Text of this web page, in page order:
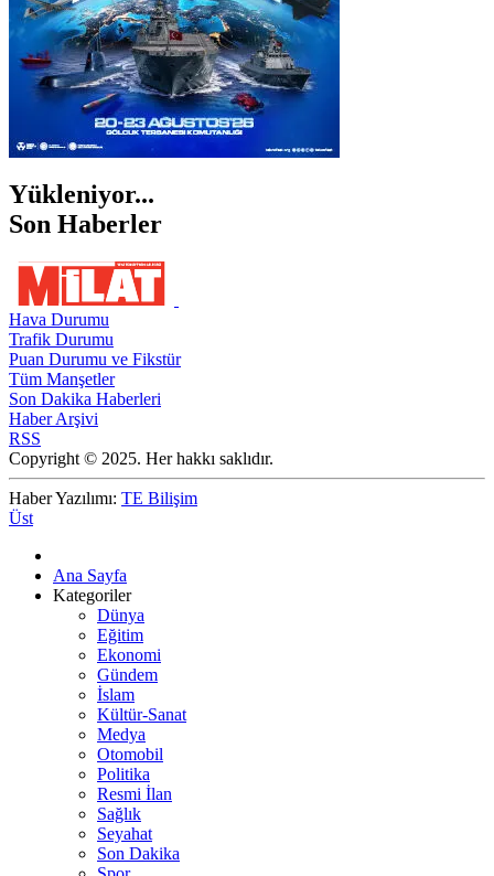
Yükleniyor...
Son Haberler
Hava Durumu
Trafik Durumu
Puan Durumu ve Fikstür
Tüm Manşetler
Son Dakika Haberleri
Haber Arşivi
RSS
Copyright © 2025. Her hakkı saklıdır.
Haber Yazılımı: TE Bilişim
Üst
Ana Sayfa
Kategoriler
Dünya
Eğitim
Ekonomi
Gündem
İslam
Kültür-Sanat
Medya
Otomobil
Politika
Resmi İlan
Sağlık
Seyahat
Son Dakika